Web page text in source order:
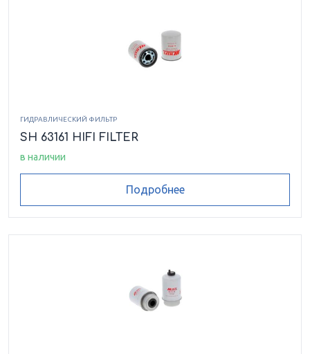
ГИДРАВЛИЧЕСКИЙ ФИЛЬТР
SH 63161 HIFI FILTER
в наличии
Подробнее